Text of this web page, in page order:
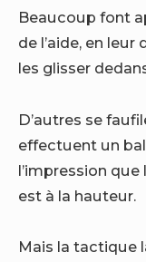
Beaucoup font
de l’aide, en
les glisser
D’autres se
effectuent un
l’impression
est à la hauteur.
Mais la tactique